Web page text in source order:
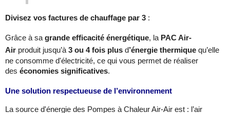
Divisez vos factures de chauffage par 3 :
Grâce à sa grande efficacité énergétique, la PAC Air-
Air produit jusqu’à 3 ou 4 fois plus d’énergie thermique qu’elle
ne consomme d'électricité, ce qui vous permet de réaliser
des économies significatives.
Une solution respectueuse de l’environnement
La source d'énergie des Pompes à Chaleur Air-Air est : l’air